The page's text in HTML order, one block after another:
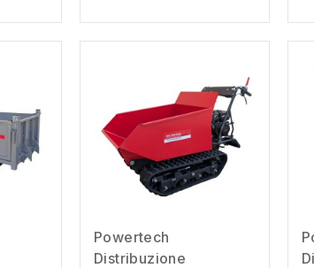
Powertech
Distribuzione